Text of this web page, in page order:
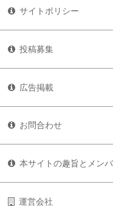
サイトポリシー
投稿募集
広告掲載
お問合わせ
本サイトの趣旨とメン
運営会社